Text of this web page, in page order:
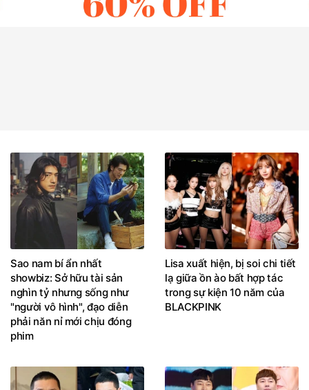
Sao nam bí ẩn nhất
showbiz: Sở hữu tài sản
nghìn tỷ nhưng sống như
"người vô hình", đạo diễn
phải năn nỉ mới chịu đóng
phim
Lisa xuất hiện, bị soi chi tiết
lạ giữa ồn ào bất hợp tác
trong sự kiện 10 năm của
BLACKPINK